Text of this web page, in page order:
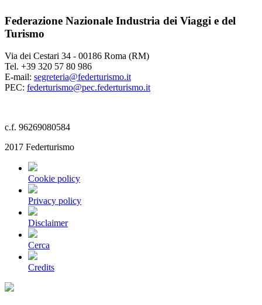
Federazione Nazionale Industria dei Viaggi e del
Turismo
Via dei Cestari 34 - 00186 Roma (RM)
Tel. +39 320 57 80 986
E-mail: segreteria@federturismo.it
PEC: federturismo@pec.federturismo.it
c.f. 96269080584
2017 Federturismo
Cookie policy
Privacy policy
Disclaimer
Cerca
Credits